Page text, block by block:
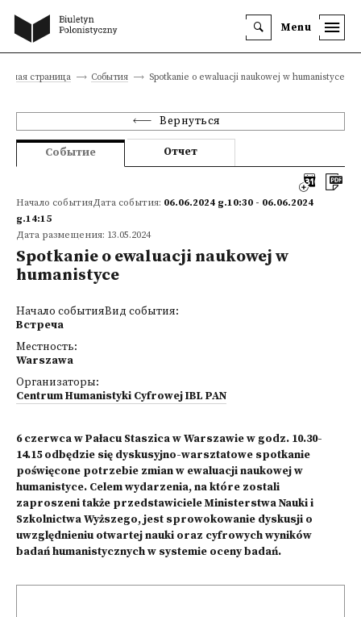
Menu
страница События Spotkanie o ewaluacji naukowej w humanistyce
Вернуться
Событие Отчет
Начало событияДата события: 06.06.2024 g.10:30 - 06.06.2024
g.14:15
Дата размещения: 13.05.2024
Spotkanie o ewaluacji naukowej w
humanistyce
Начало событияВид события:
Встреча
Местность:
Warszawa
Организаторы:
Centrum Humanistyki Cyfrowej IBL PAN
6 czerwca w Pałacu Staszica w Warszawie w godz. 10.30-
14.15 odbędzie się dyskusyjno-warsztatowe spotkanie
poświęcone potrzebie zmian w ewaluacji naukowej w
humanistyce. Celem wydarzenia, na które zostali
zaproszeni także przedstawiciele Ministerstwa Nauki i
Szkolnictwa Wyższego, jest sprowokowanie dyskusji o
uwzględnieniu otwartej nauki oraz cyfrowych wyników
badań humanistycznych w systemie oceny badań.